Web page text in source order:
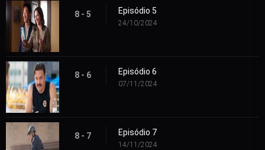
8 - 5 Episódio 5
24/10/2024
8 - 6 Episódio 6
07/11/2024
8 - 7 Episódio 7
14/11/2024